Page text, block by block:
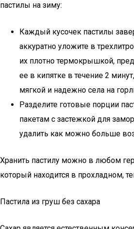
пастилы на зиму:
Каждый кусочек пастилы
аккуратно уложите в
их плотно термокрышкой,
ее в кипятке в течение 2
мягкой и надежно села на
Разделите готовые порции
пакетам с застежкой для
удалить как можно больше
Хранить пастилу можно в любом
который находится в прохладном,
Пастила из груш без сахара